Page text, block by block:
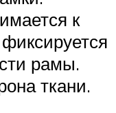
к
рамы.
ткани.